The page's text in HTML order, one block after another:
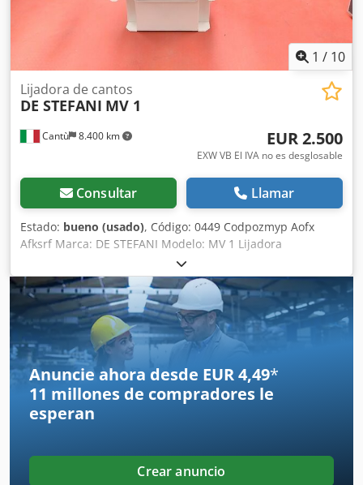
1 / 10
Cantù 8.400 km
Lijadora de cantos
DE STEFANI MV 1
EUR 2.500
EXW VB El IVA no es desglosable
Consultar Llamar
Estado: bueno (usado), Código: 0449 Codpozmyp Aofx
Afksrf Marca: DE STEFANI Modelo: MV 1 Lijadora
automática de un solo cabezal para cantos y perfiles de
madera, madera maciza, madera chapada y otros
materiales. Lijadora para perfiles y rebajes con plato
intercambiable, inclinable de -15° a +90° Motor de 2
velocidades, rpm 710/1420 – Cv 1,3 – 2,5 Altura de trabajo
mm 100 Alimentación automática con velocidad variable
Guía de entrada ajustable Aire comprimido 6 atm
Diámetro de la salida de extracción 100 mm Dimensiones
totales mm 2100 x 1600 x 1350 h Peso kg 950
Anuncie ahora desde EUR 4,49*
11 millones de compradores le
esperan
Crear anuncio